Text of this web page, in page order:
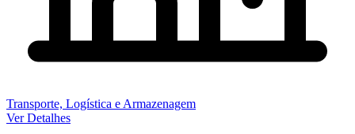
Transporte, Logística e Armazenagem
Ver Detalhes